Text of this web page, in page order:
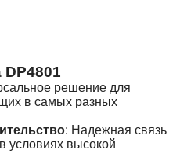
решение для
в самых разных
: Надежная связь
условиях высокой